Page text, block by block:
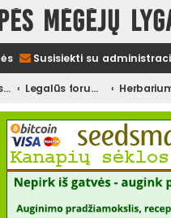
mėgėjų
Susisiekti su
Legalūs forumai